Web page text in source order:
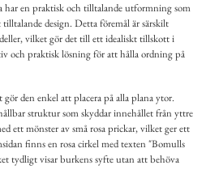
har en praktisk och tilltalande utformning som
design. Detta föremål är särskilt
vilket gör det till ett idealiskt tillskott i
och praktisk lösning för att hålla ordning på
den enkel att placera på alla plana ytor.
struktur som skyddar innehållet från yttre
ett mönster av små rosa prickar, vilket ger ett
finns en rosa cirkel med texten "Bomulls
tydligt visar burkens syfte utan att behöva